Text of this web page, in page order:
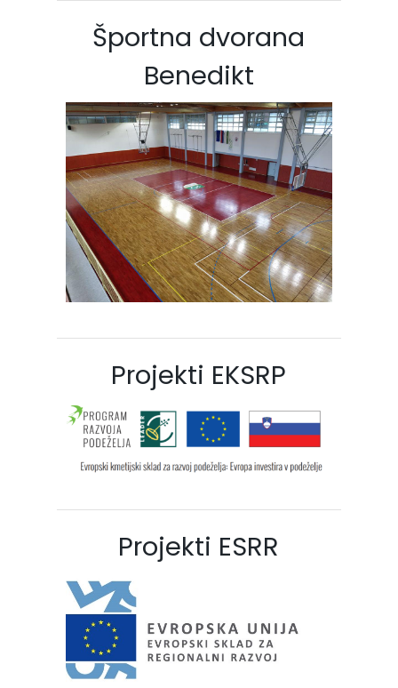
Športna dvorana
Benedikt
Projekti EKSRP
Projekti ESRR